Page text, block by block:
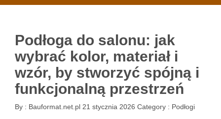
Podłoga do salonu: jak
wybrać kolor, materiał i
wzór, by stworzyć spójną i
funkcjonalną przestrzeń
By : Bauformat.net.pl 21 stycznia 2026 Category : Podłogi